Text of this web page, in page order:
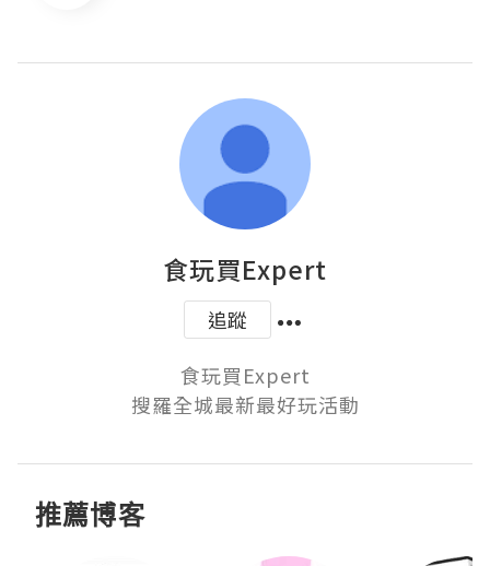
食玩買Expert
追蹤
食玩買Expert
搜羅全城最新最好玩活動
推薦博客